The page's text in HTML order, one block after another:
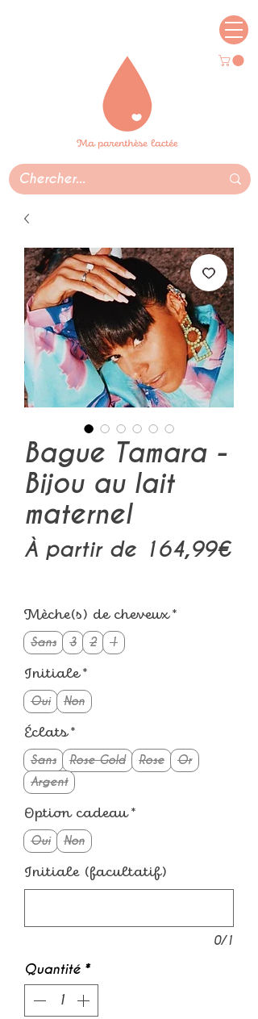
Bague Tamara -
Bijou au lait
maternel
À partir de 164,99€
Mèche(s) de cheveux *
Sans 3 2 1
Initiale *
Oui Non
Éclats *
Sans Rose Gold Rose
Or
Argent
Option cadeau *
Oui Non
Initiale (facultatif)
0/1
Quantité *